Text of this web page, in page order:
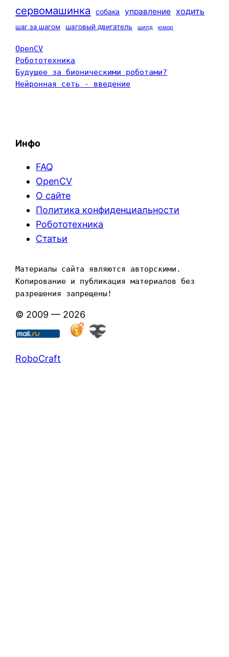
сервомашинка собака управление ходить
шаг за шагом шаговый двигатель шилд юмор
OpenCV
Робототехника
Будущее за бионическими роботами?
Нейронная сеть - введение
Инфо
FAQ
OpenCV
О сайте
Политика конфиденциальности
Робототехника
Статьи
Материалы сайта являются авторскими.
Копирование и публикация материалов без
разрешения запрещены!
© 2009 — 2026
RoboCraft